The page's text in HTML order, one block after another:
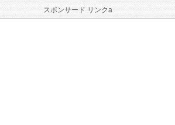
スポンサード リンクa